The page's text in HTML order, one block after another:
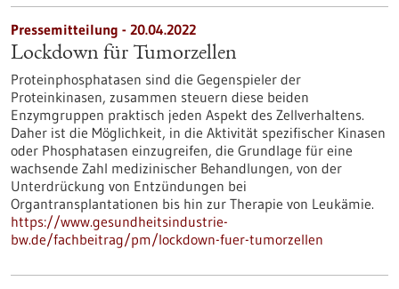
Pressemitteilung - 20.04.2022
Lockdown für Tumorzellen
Proteinphosphatasen sind die Gegenspieler der
Proteinkinasen, zusammen steuern diese beiden
Enzymgruppen praktisch jeden Aspekt des Zellverhaltens.
Daher ist die Möglichkeit, in die Aktivität spezifischer Kinasen
oder Phosphatasen einzugreifen, die Grundlage für eine
wachsende Zahl medizinischer Behandlungen, von der
Unterdrückung von Entzündungen bei
Organtransplantationen bis hin zur Therapie von Leukämie.
https://www.gesundheitsindustrie-
bw.de/fachbeitrag/pm/lockdown-fuer-tumorzellen